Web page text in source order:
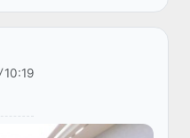
қа...
10:19